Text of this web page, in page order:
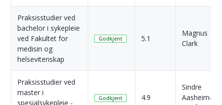
Praksisstudier ved
bachelor i sykepleie
ved Fakultet for
medisin og
helsevitenskap
Godkjent 5.1
Magnus
Clark
Praksisstudier ved
master i
spesialsykepleie -
Godkjent 4.9
Sindre
Aasheim-